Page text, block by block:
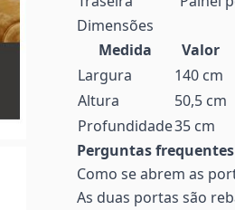
Dimensões
Medida
Valor
Largura
140 cm
Altura
50,5 cm
Profundidade35 cm
Perguntas frequentes
Como se abrem as
As duas portas são